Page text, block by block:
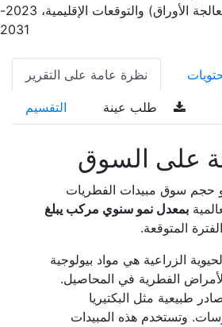
التربة، معالجة الأوراق) والتوقعات الإقليمية، 2023-
2031
نظرة عامة على التقرير
التقسيم
على السوق
حجم سوق مبيدات الفطريات
بمعدل نمو سنوي مركب يبلغ
المتوقعة.
الزراعية هي مواد بيولوجية
الفطرية في المحاصيل.
طبيعية مثل البكتيريا
وتستخدم هذه المبيدات